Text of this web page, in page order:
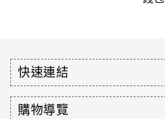
快速連結
購物導覽